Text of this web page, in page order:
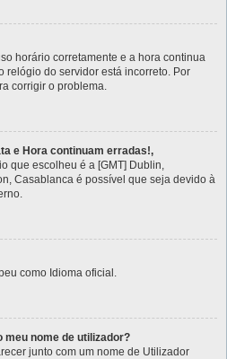
horário corretamente e a hora continua
relógio do servidor está incorreto. Por
corrigir o problema.
e Hora continuam erradas!,
que escolheu é a [GMT] Dublin,
Casablanca é possível que seja devido à
como Idioma oficial.
meu nome de utilizador?
junto com um nome de Utilizador